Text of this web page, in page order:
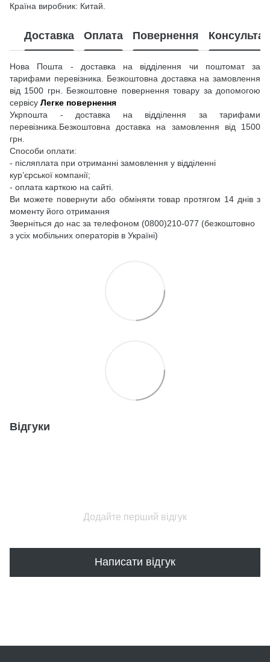
Країна виробник: Китай.
Доставка Оплата Повернення
Нова Пошта - доставка на відділення чи поштомат за
тарифами перевізника. Безкоштовна доставка на замовлення
від 1500 грн. Безкоштовне повернення товару за допомогою
сервісу Легке повернення
Укрпошта - доставка на відділення за тарифами
перевізника.Безкоштовна доставка на замовлення від 1500
грн.
Способи оплати:
- післяплата при отриманні замовлення у відділенні
кур’єрської компанії;
- оплата карткою на сайті.
Ви можете повернути або обміняти товар протягом 14 днів з
моменту його отримання
Зверніться до нас за телефоном (0800)210-077 (безкоштовно
з усіх мобільних операторів в Україні)
Відгуки
Додайте перший відгук
Написати відгук